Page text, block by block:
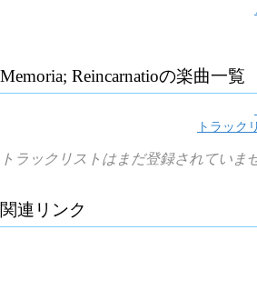
Memoria; Reincarnatioの楽曲一覧
トラック
トラックリストはまだ登録されていま
関連リンク